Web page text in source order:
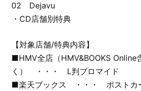
02 Dejavu
・CD店舗別特典
【対象店舗/特典内容】
■HMV全店（HMV&BOOKS Online
く） ・・・ L判ブロマイド
■楽天ブックス ・・・ ポストカ